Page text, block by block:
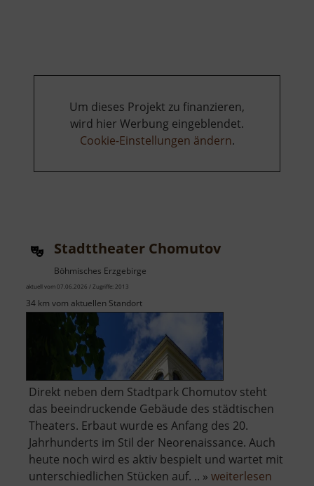
Nanebevzetí
Marie
Um dieses Projekt zu finanzieren,
wird hier Werbung eingeblendet.
Cookie-Einstellungen ändern.
Stadttheater Chomutov
Böhmisches Erzgebirge
aktuell vom 07.06.2026 / Zugriffe: 2013
34 km vom aktuellen Standort
Direkt neben dem Stadtpark Chomutov steht
das beeindruckende Gebäude des städtischen
Theaters. Erbaut wurde es Anfang des 20.
Jahrhunderts im Stil der Neorenaissance. Auch
heute noch wird es aktiv bespielt und wartet mit
unterschiedlichen Stücken auf. .. » weiterlesen